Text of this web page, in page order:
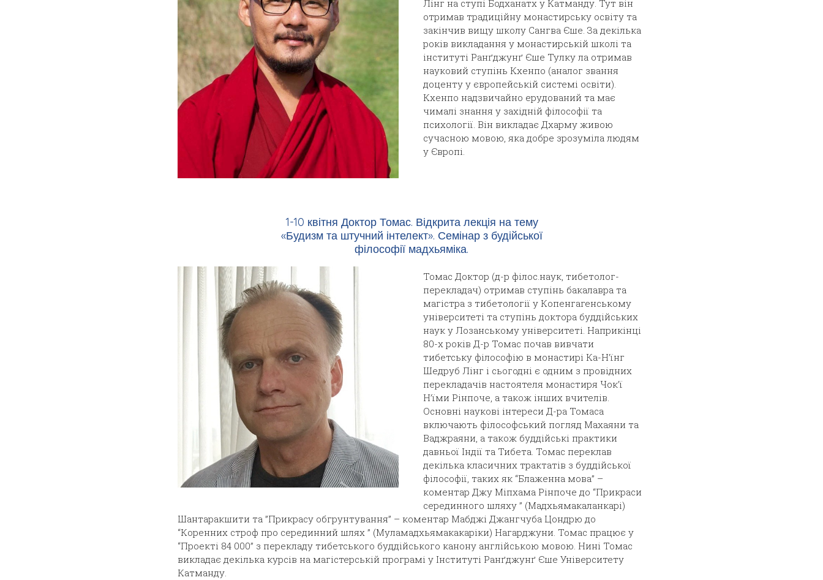
Лінг на ступі Бодханатх у Катманду. Тут він
отримав традиційну монастирську освіту та
закінчив вищу школу Сангва Єше. За декілька
років викладання у монастирській школі та
інституті Ранґджунґ Єше Тулку ла отримав
науковий ступінь Кхенпо (аналог звання
доценту у європейській системі освіти).
Кхенпо надзвичайно ерудований та має
чималі знання у західній філософії та
психології. Він викладає Дхарму живою
сучасною мовою, яка добре зрозуміла людям
у Європі.
1-10 квітня Доктор Томас. Відкрита лекція на тему
«Будизм та штучний інтелект». Семінар з будійської
філософії мадхьяміка.
Томас Доктор (д-р філос.наук, тибетолог-
перекладач) отримав ступінь бакалавра та
магістра з тибетології у Копенгагенському
університеті та ступінь доктора буддійських
наук у Лозанському університеті. Наприкінці
80-х років Д-р Томас почав вивчати
тибетську філософію в монастирі Ка-Н’їнг
Шедруб Лінг і сьогодні є одним з провідних
перекладачів настоятеля монастиря Чок’ї
Н’їми Рінпоче, а також інших вчителів.
Основні наукові інтереси Д-ра Томаса
включають філософський погляд Махаяни та
Ваджраяни, а також буддійські практики
давньої Індії та Тибета. Томас переклав
декілька класичних трактатів з буддійської
філософії, таких як “Блаженна мова” –
коментар Джу Міпхама Рінпоче до “Прикраси
серединного шляху ” (Мадхьямакаланкарі)
Шантаракшити та ”Прикрасу обгрунтування” – коментар Мабджі Джангчуба Цондрю до
“Коренних строф про серединний шлях ” (Муламадхьямакакаріки) Нагарджуни. Томас працює у
“Проекті 84 000” з перекладу тибетського буддійського канону англійською мовою. Нині Томас
викладає декілька курсів на магістерській програмі у Інституті Ранґджунґ Єше Університету
Катманду.